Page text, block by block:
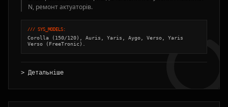
N, ремонт актуаторів.
/// SYS_MODELS:
Corolla (150/120), Auris, Yaris, Aygo, Verso, Yaris
Verso (FreeTronic).
> Детальніше